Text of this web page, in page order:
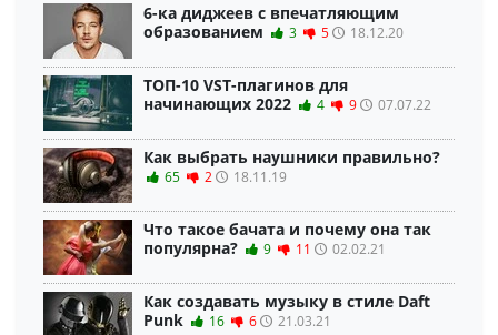
6-ка диджеев с впечатляющим
образованием
3 5 18.12.20
ТОП-10 VST-плагинов для
начинающих 2022
4 9 07.07.22
Как выбрать наушники правильно?
65 2 18.11.19
Что такое бачата и почему она так
популярна?
9 11 02.02.21
Как создавать музыку в стиле Daft
Punk
16 6 21.03.21